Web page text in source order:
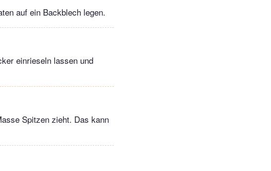
auf ein Backblech legen.
einrieseln lassen und
Spitzen zieht. Das kann